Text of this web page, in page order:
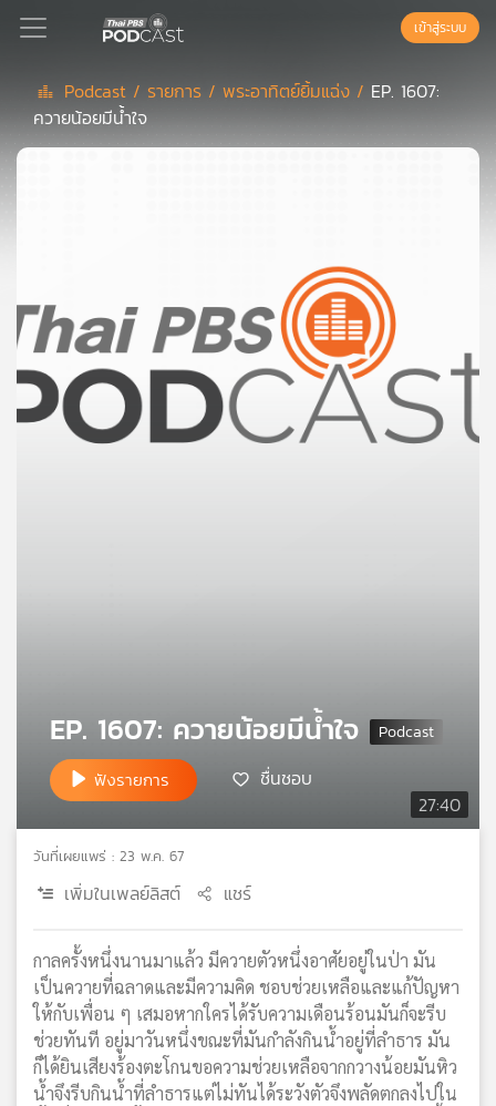
Podcast
แนะนำ
เพล
ย์
ลิ
กิจกรรม
เกี่ยว
เครือ
ข่าย
วิทยุ
ไทย
เข้าสู่ระบบ
Podcast / รายการ /พระอาทิตย์ยิ้มแฉ่ง / EP. 1607:
ควายน้อยมีน้ำใจ
27:40
EP. 1607: ควายน้อยมีน้ำใจ
ฟังรายการ ชื่นชอบ
วันที่เผยแพร่ : 23 พ.ค. 67
เพิ่มในเพลย์ลิสต์ แชร์
กาลครั้งหนึ่งนานมาแล้ว มีควายตัวหนึ่งอาศัยอยู่ในป่า มัน
เป็นควายที่ฉลาดและมีความคิด ชอบช่วยเหลือและแก้ปัญหา
ให้กับเพื่อน ๆ เสมอหากใครได้รับความเดือนร้อนมันก็จะรีบ
ช่วยทันที อยู่มาวันหนึ่งขณะที่มันกำลังกินน้ำอยู่ที่ลำธาร มัน
ก็ได้ยินเสียงร้องตะโกนขอความช่วยเหลือจากกวางน้อยมันหิว
น้ำจึงรีบกินน้ำที่ลำธารแต่ไม่ทันได้ระวังตัวจึงพลัดตกลงไปใน